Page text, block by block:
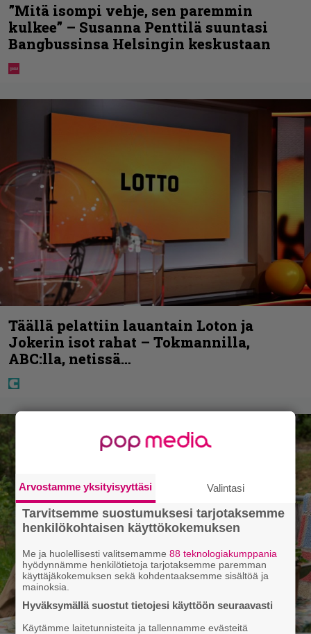
”Mitä isompi vehje, sen paremmin
kulkee” – Susanna Penttilä suuntasi
Bangbussinsa Helsingin keskustaan
Täällä pelattiin lauantain Loton ja
Jokerin isot rahat – Tokmannilla,
ABC:lla, netissä…
Arvostamme yksityisyyttäsi Valintasi
Tarvitsemme suostumuksesi tarjotaksemme
henkilökohtaisen käyttökokemuksen
Me ja huolellisesti valitsemamme88 teknologiakumppania
hyödynnämme henkilötietoja tarjotaksemme paremman
käyttäjäkokemuksen sekä kohdentaaksemme sisältöä ja
mainoksia.
Hyväksymällä suostut tietojesi käyttöön seuraavasti
Käytämme laitetunnisteita ja tallennamme evästeitä